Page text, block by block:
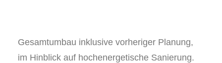
Gesamtumbau inklusive vorheriger Planung,
im Hinblick auf hochenergetische Sanierung.